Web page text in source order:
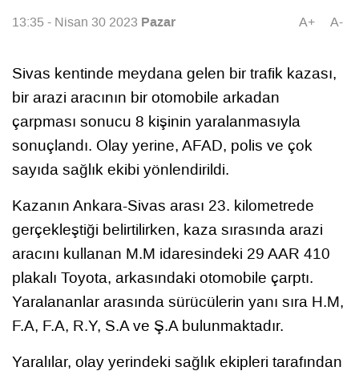
13:35 - Nisan 30 2023 Pazar A+ A-
Sivas kentinde meydana gelen bir trafik kazası,
bir arazi aracının bir otomobile arkadan
çarpması sonucu 8 kişinin yaralanmasıyla
sonuçlandı. Olay yerine, AFAD, polis ve çok
sayıda sağlık ekibi yönlendirildi.
Kazanın Ankara-Sivas arası 23. kilometrede
gerçekleştiği belirtilirken, kaza sırasında arazi
aracını kullanan M.M idaresindeki 29 AAR 410
plakalı Toyota, arkasındaki otomobile çarptı.
Yaralananlar arasında sürücülerin yanı sıra H.M,
F.A, F.A, R.Y, S.A ve Ş.A bulunmaktadır.
Yaralılar, olay yerindeki sağlık ekipleri tarafından